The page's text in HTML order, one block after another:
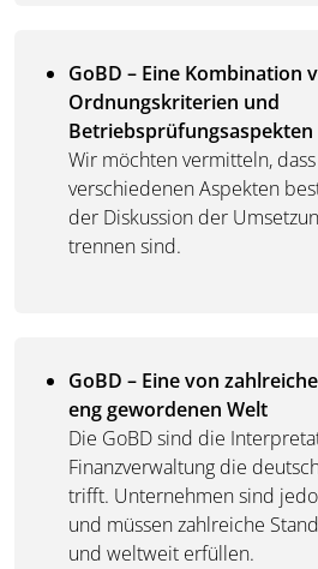
GoBD – Eine Kombination
Ordnungskriterien und
Betriebsprüfungsaspekten
Wir möchten vermitteln,
verschiedenen Aspekten
der Diskussion der
trennen sind.
GoBD – Eine von
eng gewordenen Welt
Die GoBD sind die
Finanzverwaltung die
trifft. Unternehmen sind
und müssen zahlreiche
und weltweit erfüllen.